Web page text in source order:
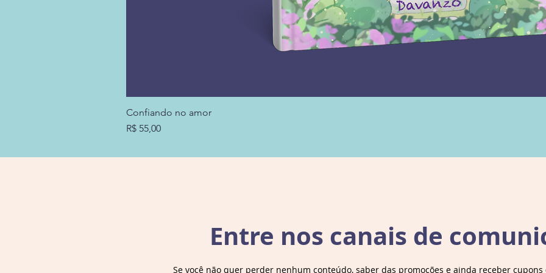
Confiando no amor
Preço
R$ 55,00
Entre nos canais de
Se você não quer perder nenhum conteúdo, saber das promoções e ainda receber cupons